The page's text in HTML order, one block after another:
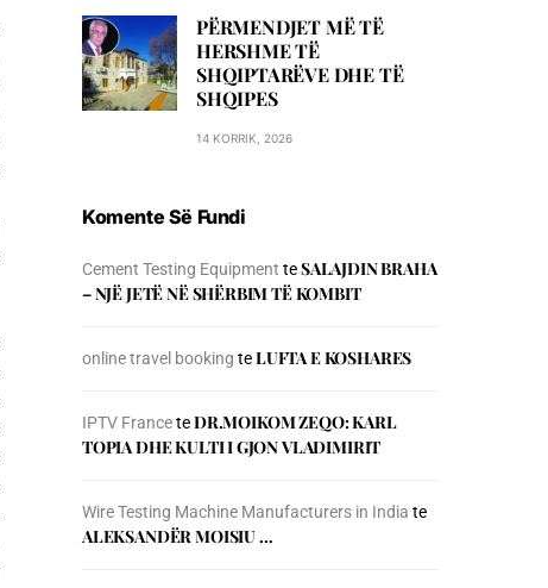
PËRMENDJET MË TË
HERSHME TË
SHQIPTARËVE DHE TË
SHQIPES
14 KORRIK, 2026
Komente Së Fundi
Cement Testing Equipment teSALAJDIN BRAHA
– NJЁ JETЁ NЁ SHЁRBIM TЁ KOMBIT
online travel booking teLUFTA E KOSHARES
IPTV FranceteDR.MOIKOM ZEQO: KARL
TOPIA DHE KULTI I GJON VLADIMIRIT
Wire Testing Machine Manufacturers in India te
ALEKSANDËR MOISIU …